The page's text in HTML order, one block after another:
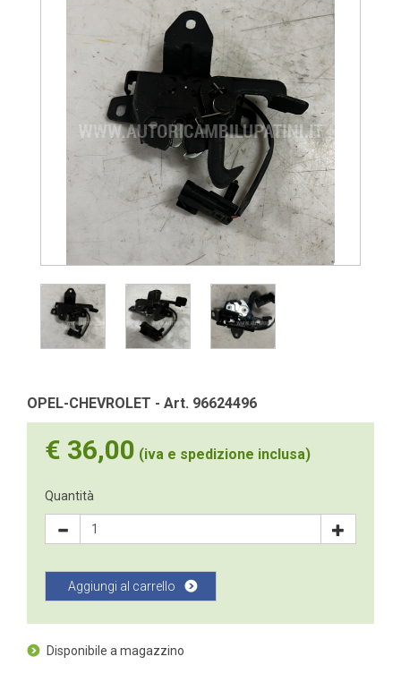
OPEL-CHEVROLET - Art. 96624496
€ 36,00 (iva e spedizione inclusa)
Quantità
Aggiungi al carrello
Disponibile a magazzino